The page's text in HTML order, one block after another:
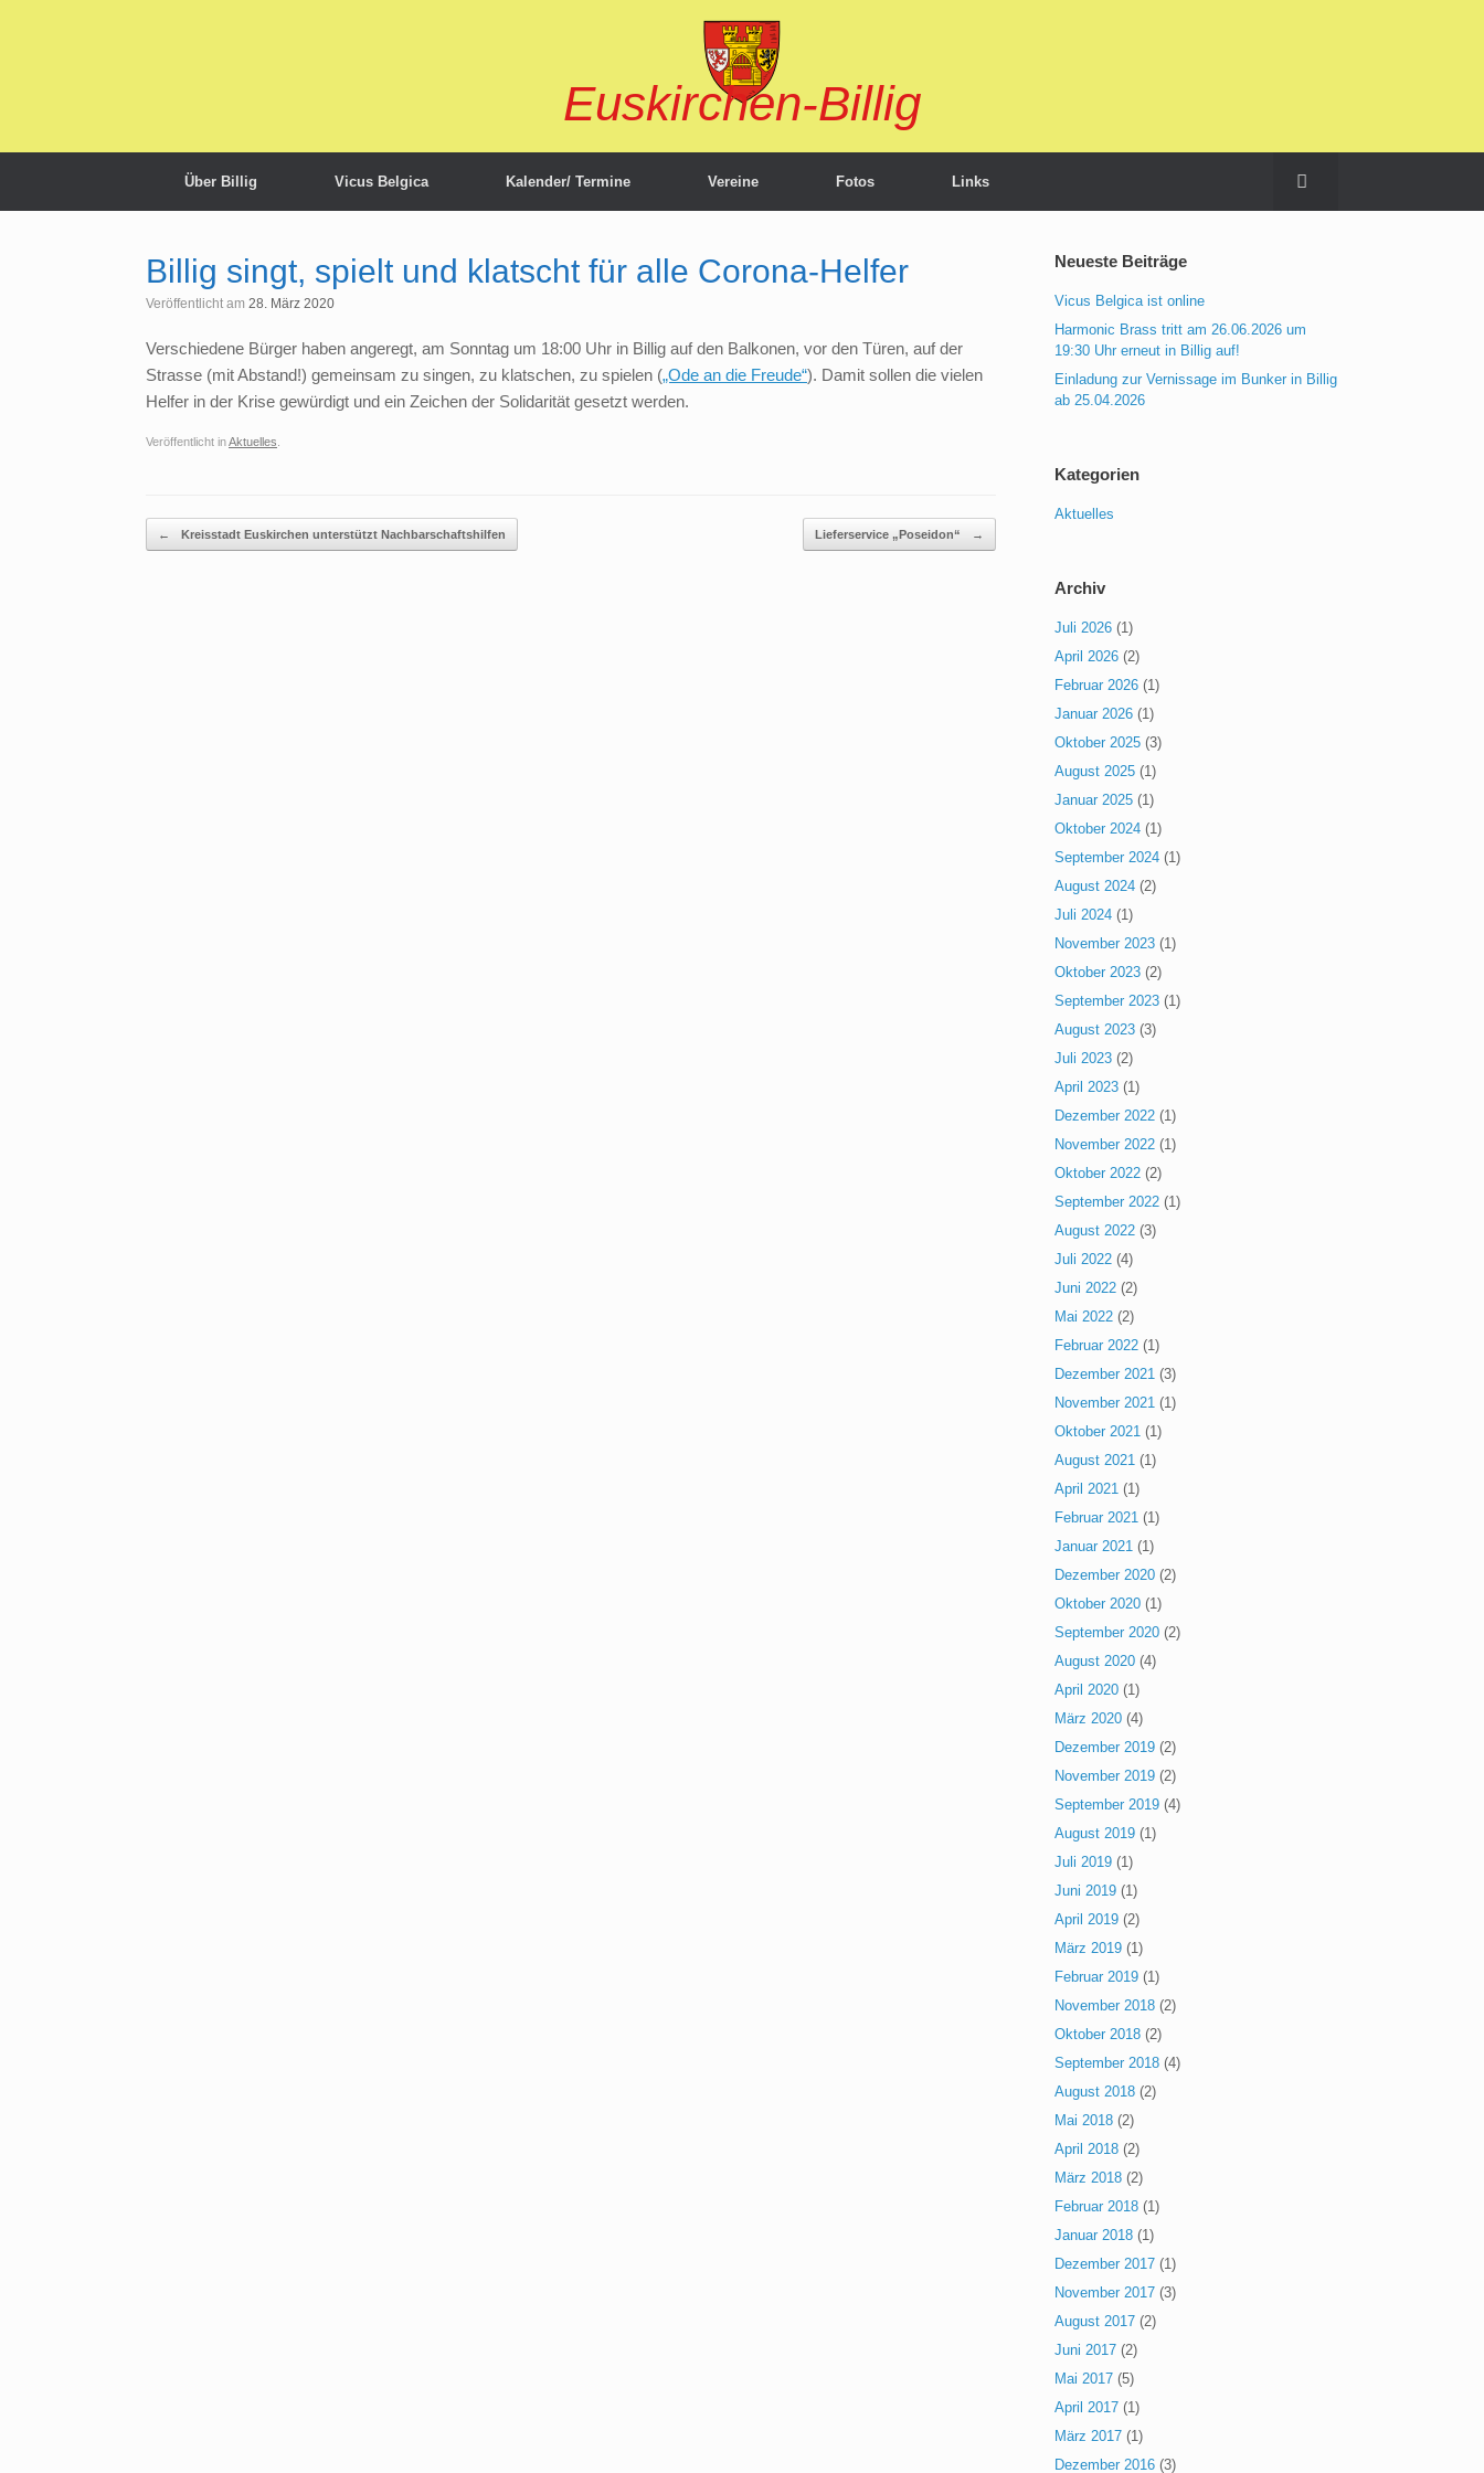
Euskirchen-Billig
Über Billig Vicus Belgica Kalender/ Termine Vereine Fotos Links
Billig singt, spielt und klatscht für alle Corona-Helfer
Veröffentlicht am 28. März 2020
Verschiedene Bürger haben angeregt, am Sonntag um 18:00 Uhr in Billig auf den Balkonen, vor den Türen, auf der
Strasse (mit Abstand!) gemeinsam zu singen, zu klatschen, zu spielen („Ode an die Freude“). Damit sollen die vielen
Helfer in der Krise gewürdigt und ein Zeichen der Solidarität gesetzt werden.
Veröffentlicht inAktuelles
Beitragsnavigation
← Kreisstadt Euskirchen unterstützt Nachbarschaftshilfen Lieferservice „Poseidon“ →
Neueste Beiträge
Vicus Belgica ist online
Harmonic Brass tritt am 26.06.2026 um
19:30 Uhr erneut in Billig auf!
Einladung zur Vernissage im Bunker in Billig
ab 25.04.2026
Kategorien
Aktuelles
Archiv
Juli 2026 (1)
April 2026 (2)
Februar 2026 (1)
Januar 2026 (1)
Oktober 2025 (3)
August 2025 (1)
Januar 2025 (1)
Oktober 2024 (1)
September 2024 (1)
August 2024 (2)
Juli 2024 (1)
November 2023 (1)
Oktober 2023 (2)
September 2023 (1)
August 2023 (3)
Juli 2023 (2)
April 2023 (1)
Dezember 2022 (1)
November 2022 (1)
Oktober 2022 (2)
September 2022 (1)
August 2022 (3)
Juli 2022 (4)
Juni 2022 (2)
Mai 2022 (2)
Februar 2022 (1)
Dezember 2021 (3)
November 2021 (1)
Oktober 2021 (1)
August 2021 (1)
April 2021 (1)
Februar 2021 (1)
Januar 2021 (1)
Dezember 2020 (2)
Oktober 2020 (1)
September 2020 (2)
August 2020 (4)
April 2020 (1)
März 2020 (4)
Dezember 2019 (2)
November 2019 (2)
September 2019 (4)
August 2019 (1)
Juli 2019 (1)
Juni 2019 (1)
April 2019 (2)
März 2019 (1)
Februar 2019 (1)
November 2018 (2)
Oktober 2018 (2)
September 2018 (4)
August 2018 (2)
Mai 2018 (2)
April 2018 (2)
März 2018 (2)
Februar 2018 (1)
Januar 2018 (1)
Dezember 2017 (1)
November 2017 (3)
August 2017 (2)
Juni 2017 (2)
Mai 2017 (5)
April 2017 (1)
März 2017 (1)
Dezember 2016 (3)